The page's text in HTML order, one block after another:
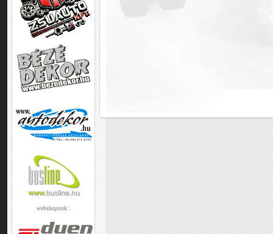
webshopunk :